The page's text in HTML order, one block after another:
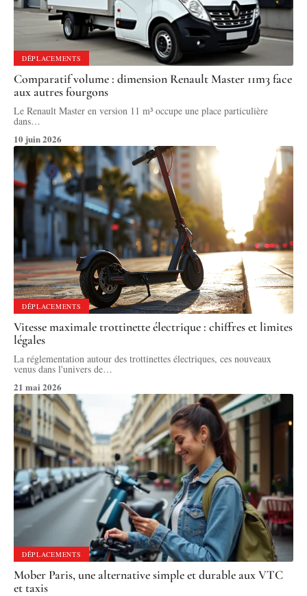
DÉPLACEMENTS
Comparatif volume : dimension Renault Master 11m3 face
aux autres fourgons
Le Renault Master en version 11 m³ occupe une place particulière
dans…
10 juin 2026
DÉPLACEMENTS
Vitesse maximale trottinette électrique : chiffres et limites
légales
La réglementation autour des trottinettes électriques, ces nouveaux
venus dans l'univers de…
21 mai 2026
DÉPLACEMENTS
Mober Paris, une alternative simple et durable aux VTC
et taxis